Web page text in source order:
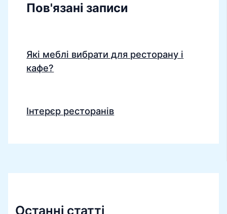
Пов'язані записи
Які меблі вибрати для ресторану і
кафе?
Інтерєр ресторанів
Останні статті